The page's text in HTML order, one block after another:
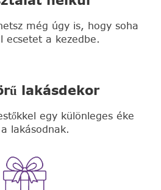
még úgy is, hogy soha
ecsetet a kezedbe.
lakásdekor
egy különleges éke
lakásodnak.